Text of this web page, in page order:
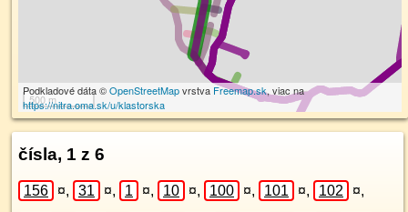
500 m
Podkladové dáta ©OpenStreetMapvrstva Freemap.sk, viac na
https://nitra.oma.sk/u/klastorska
čísla, 1 z 6
156 ¤, 31 ¤, 1 ¤, 10 ¤, 100 ¤, 101 ¤, 102 ¤,